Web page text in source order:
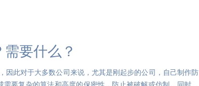
要什么？
因此对于大多数公司来说，尤其是刚起步的公司，自己制作防